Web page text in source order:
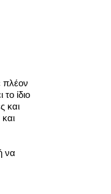
πλέον
ίδιο
και
να